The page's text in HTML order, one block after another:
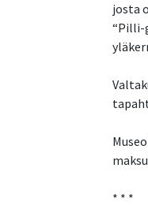
josta
“Pilli-
* * *